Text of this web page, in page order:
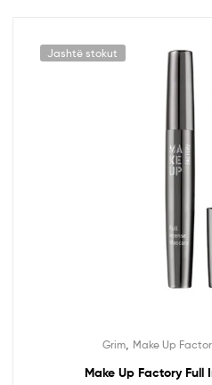
Jashtë stokut
Grim, Make Up
Make Up Factory Full